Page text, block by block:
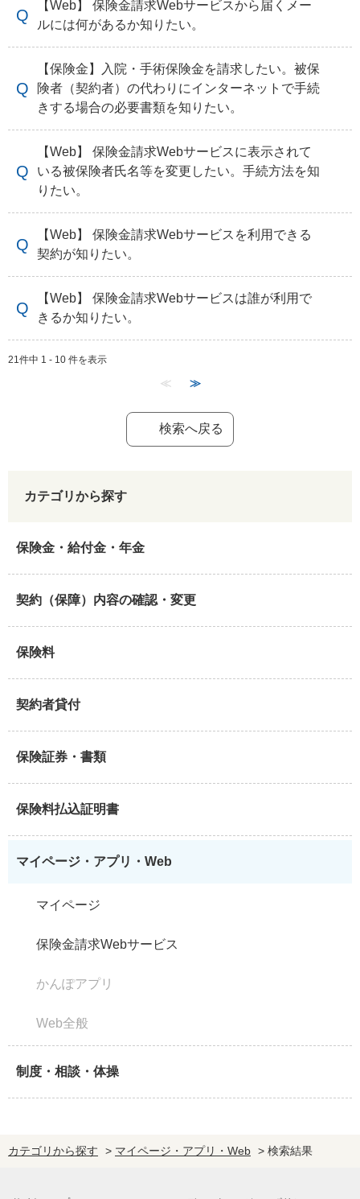
【Web】 保険金請求Webサービスから届くメー
ルには何があるか知りたい。
【保険金】入院・手術保険金を請求したい。被保
険者（契約者）の代わりにインターネットで手続
きする場合の必要書類を知りたい。
【Web】 保険金請求Webサービスに表示されて
いる被保険者氏名等を変更したい。手続方法を知
りたい。
【Web】 保険金請求Webサービスを利用できる
契約が知りたい。
【Web】 保険金請求Webサービスは誰が利用で
きるか知りたい。
21件中 1 - 10 件を表示
≪ ≫
検索へ戻る
カテゴリから探す
保険金・給付金・年金
契約（保障）内容の確認・変更
保険料
契約者貸付
保険証券・書類
保険料払込証明書
マイページ・アプリ・Web
マイページ
保険金請求Webサービス
かんぽアプリ
Web全般
制度・相談・体操
カテゴリから探す > マイページ・アプリ・Web > 検索結果